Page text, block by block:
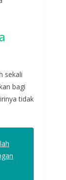
sekali
bagi
tidak